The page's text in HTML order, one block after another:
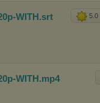
5.0
WITH .srt
WITH .mp4